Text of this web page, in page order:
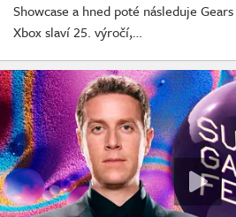
Showcase a hned poté následuje
Xbox slaví 25. výročí,…